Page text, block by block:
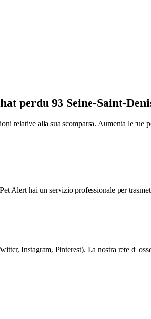
perdu 93 Seine-Saint-
relative alla sua scomparsa. Aumenta le
Alert hai un servizio professionale per
Instagram, Pinterest). La nostra rete di